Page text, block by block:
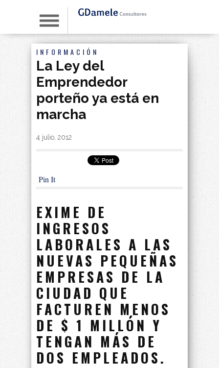
INFORMACIÓN
La Ley del
Emprendedor
porteño ya está en
marcha
By|
4 julio, 2012
Pin It
EXIME DE
INGRESOS
LABORALES A LAS
NUEVAS PEQUEÑAS
EMPRESAS DE LA
CIUDAD QUE
FACTUREN MENOS
DE $ 1 MILLÓN Y
TENGAN MÁS DE
DOS EMPLEADOS.